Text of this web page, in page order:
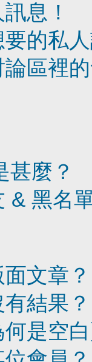
息！
的私
區裡
甚麼？
& 黑名
文章？
結果？
是空